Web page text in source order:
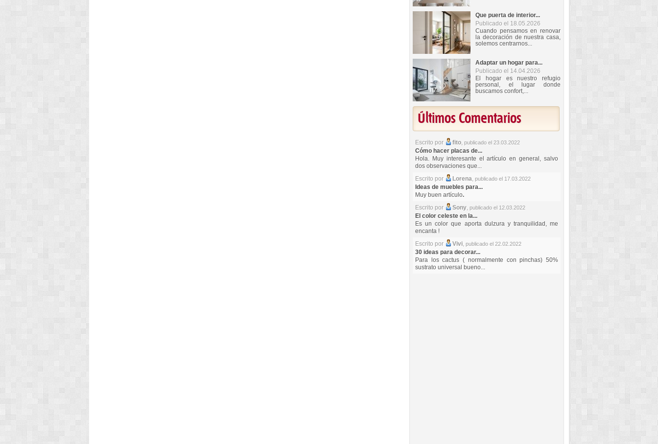
Que puerta de interior...
Publicado el 18.05.2026
Cuando pensamos en renovar
la decoración de nuestra casa,
solemos centrarnos...
Adaptar un hogar para...
Publicado el 14.04.2026
El hogar es nuestro refugio
personal, el lugar donde
buscamos confort,...
Últimos Comentarios
Escrito por fito, publicado el 23.03.2022
Cómo hacer placas de...
Hola. Muy interesante el artículo en general, salvo
dos observaciones que...
Escrito por
Lorena, publicado el 17.03.2022
Ideas de muebles para...
Muy buen artículo.
Escrito por
Sony, publicado el 12.03.2022
El color celeste en la...
Es un color que aporta dulzura y tranquilidad, me
encanta !
Escrito por
Vivi, publicado el 22.02.2022
30 ideas para decorar...
Para los cactus ( normalmente con pinchas) 50%
sustrato universal bueno...